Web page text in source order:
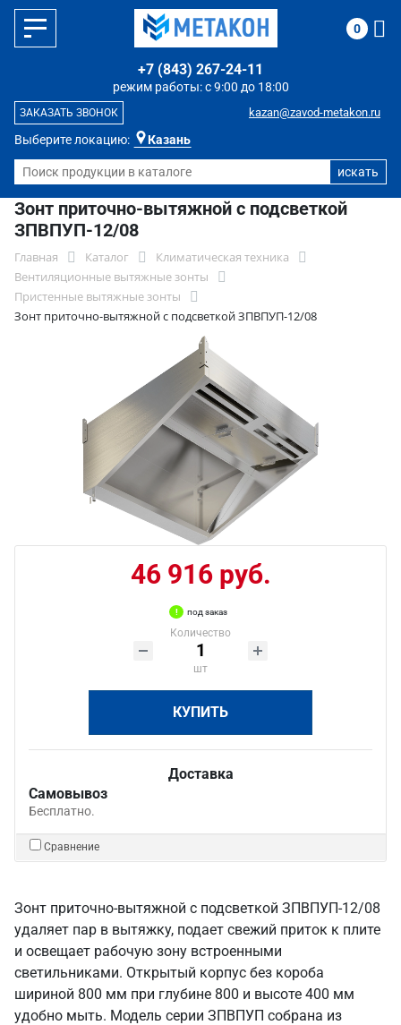
Выберите локацию: Казань
режим работы: с 9:00 до 18:00
+7 (843) 267-24-11
kazan@zavod-metakon.ru
ЗАКАЗАТЬ ЗВОНОК
0
Зонт приточно-вытяжной с подсветкой
ЗПВПУП-12/08
Главная Каталог
Климатическая техника
Вентиляционные вытяжные зонты
Пристенные вытяжные зонты
Зонт приточно-вытяжной с подсветкой ЗПВПУП-12/08
46 916 руб.
под заказ
Количество
шт
КУПИТЬ
Доставка
Самовывоз
Бесплатно.
Сравнение
Зонт приточно-вытяжной с подсветкой ЗПВПУП-12/08
удаляет пар в вытяжку, подает свежий приток к плите
и освещает рабочую зону встроенными
светильниками. Открытый корпус без короба
шириной 800 мм при глубине 800 и высоте 400 мм
удобно мыть. Модель серии ЗПВПУП собрана из